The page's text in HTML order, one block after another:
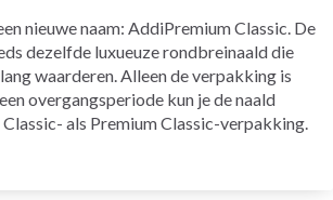
nieuwe naam: AddiPremium Classic. De
dezelfde luxueuze rondbreinaald die
waarderen. Alleen de verpakking is
overgangsperiode kun je de naald
als Premium Classic-verpakking.